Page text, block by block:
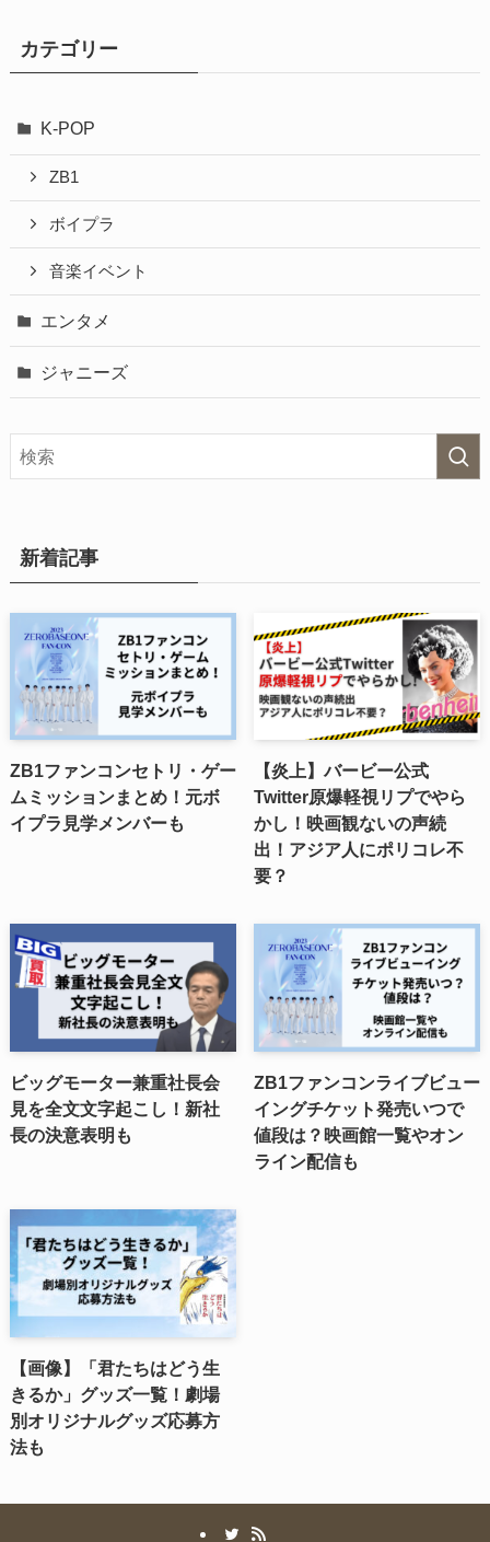
カテゴリー
K-POP
ZB1
ボイプラ
音楽イベント
エンタメ
ジャニーズ
新着記事
ZB1ファンコンセトリ・ゲー
ムミッションまとめ！元ボ
イプラ見学メンバーも
【炎上】バービー公式
Twitter原爆軽視リプでやら
かし！映画観ないの声続
出！アジア人にポリコレ不
要？
ビッグモーター兼重社長会
見を全文文字起こし！新社
長の決意表明も
ZB1ファンコンライブビュー
イングチケット発売いつで
値段は？映画館一覧やオン
ライン配信も
【画像】「君たちはどう生
きるか」グッズ一覧！劇場
別オリジナルグッズ応募方
法も